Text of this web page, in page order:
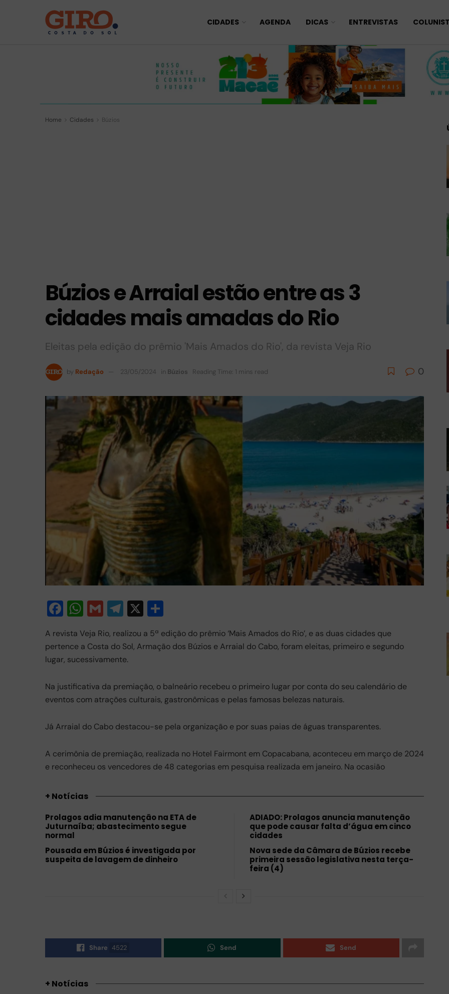
CIDADES AGENDA DICAS ENTREVISTAS
Home Cidades Búzios
Búzios e Arraial estão entre as 3
cidades mais amadas do Rio
Eleitas pela edição do prêmio 'Mais Amados do Rio', da revista Veja Rio
by Redação 23/05/2024 in Búzios Reading Time: 1 mins read 0
F
a
c
e
o
o
k
W
at
s
p
p
G
m
ail
T
el
e
gr
m
X S
h
ar
A revista Veja Rio, realizou a 5ª edição do prêmio ‘Mais Amados do Rio’, e as duas cidades que
pertence a Costa do Sol, Armação dos Búzios e Arraial do Cabo, foram eleitas, primeiro e segundo
lugar, sucessivamente.
Na justificativa da premiação, o balneário recebeu o primeiro lugar por conta do seu calendário de
eventos com atrações culturais, gastronômicas e pelas famosas belezas naturais.
Já Arraial do Cabo destacou-se pela organização e por suas paias de águas transparentes.
A cerimônia de premiação, realizada no Hotel Fairmont em Copacabana, aconteceu em março de 2024
e reconheceu os vencedores de 48 categorias em pesquisa realizada em janeiro. Na ocasião
+ Notícias
Prolagos adia manutenção na ETA de
Juturnaíba; abastecimento segue
normal
Pousada em Búzios é investigada por
suspeita de lavagem de dinheiro
ADIADO: Prolagos anuncia manutenção
que pode causar falta d’água em cinco
cidades
Nova sede da Câmara de Búzios recebe
primeira sessão legislativa nesta terça-
feira (4)
Share 4522 Send Send
+ Notícias